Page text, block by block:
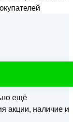
ещё
акции, наличие и